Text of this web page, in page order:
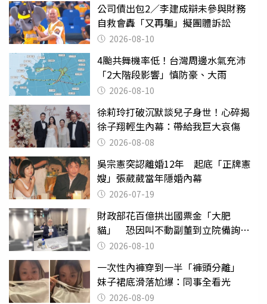
公司債出包2／李建成辯未參與財務
自救會轟「又再騙」擬團體訴訟
2026-08-10
4颱共舞機率低！台灣周邊水氣充沛
「2大階段影響」慎防豪、大雨
2026-08-10
徐莉玲打破沉默談兒子身世！心碎揭
徐子翔輕生內幕：帶給我巨大哀傷
2026-08-08
吳宗憲突認離婚12年 起底「正牌憲
嫂」張葳葳當年隱婚內幕
2026-07-19
財政部花百億拱出國票金「大肥
貓」 恐因叫不動副董到立院備詢惹
議 2026-08-10
一次性內褲穿到一半「褲頭分離」
妹子裙底滑落尬爆：同事全看光
2026-08-09